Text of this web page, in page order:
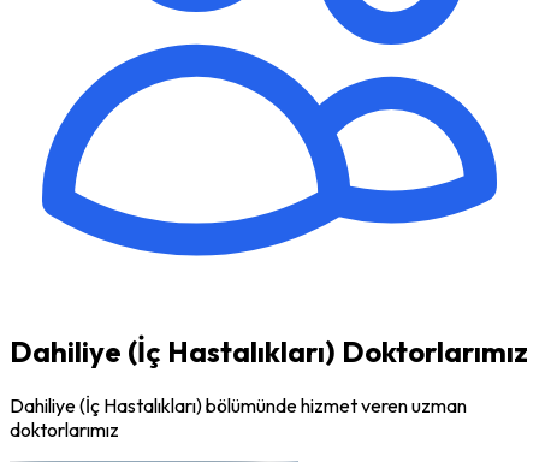
Dahiliye (İç Hastalıkları) Doktorlarımız
Dahiliye (İç Hastalıkları) bölümünde hizmet veren uzman
doktorlarımız